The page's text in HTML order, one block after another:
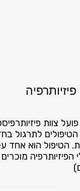
פיזיותרפיה
צוות
לתרגול
הטיפול הוא אחד
הפיזיותרפיה